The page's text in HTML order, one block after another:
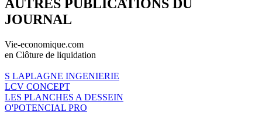
AUTRES PUBLICATIONS DU
JOURNAL
Vie-economique.com
en Clôture de liquidation
S LAPLAGNE INGENIERIE
LCV CONCEPT
LES PLANCHES A DESSEIN
O'POTENCIAL PRO